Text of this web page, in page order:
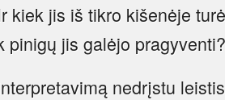
kiek jis iš tikro kišenėje
pinigų jis galėjo pragyventi?
nedrįstu